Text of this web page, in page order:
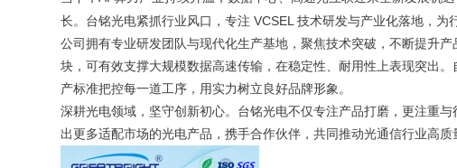
长。台铭光电紧抓行业风口，专注 VCSEL 技术研发与产业化落地，为
公司拥有专业研发团队与现代化生产基地，聚焦技术突破，不断提升
块，可有效支撑大规模数据高速传输，在稳定性、耐用性上表现突出
产标准把控每一道工序，用实力树立良好品牌形象。
深耕光电领域，坚守创新初心。台铭光电不仅专注产品打磨，更注重
出更多适配市场的光电产品，携手合作伙伴，共同推动光通信行业高质